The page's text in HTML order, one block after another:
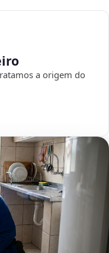
a origem do